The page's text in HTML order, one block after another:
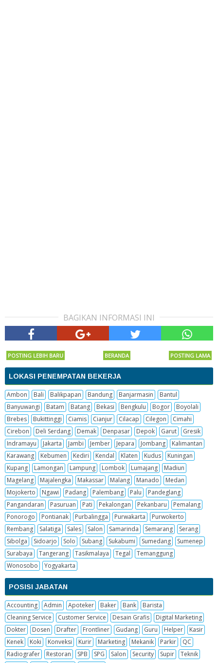
BAGIKAN INFORMASI INI
POSTING LEBIH BARU POSTING LAMA
BERANDA
LOKASI PENEMPATAN BEKERJA
Ambon Bali Balikpapan Bandung Banjarmasin
Bantul
Banyuwangi
Batam Batang Bekasi Bengkulu Bogor
Boyolali
Brebes
Bukittinggi Ciamis Cianjur Cilacap Cilegon
Cimahi
Cirebon
Deli Serdang Demak Denpasar Depok Garut
Gresik
Indramayu
Jakarta Jambi Jember Jepara Jombang
Kalimantan
Karawang
Kebumen Kediri Kendal Klaten Kudus
Kuningan
Kupang
Lamongan Lampung Lombok Lumajang
Madiun
Magelang
Majalengka Makassar Malang Manado
Medan
Mojokerto
Ngawi Padang Palembang Palu
Pandeglang
Pangandaran
Pasuruan Pati Pekalongan Pekanbaru
Pemalang
Ponorogo
Pontianak Purbalingga Purwakarta
Purwokerto
Rembang
Salatiga Sales Salon Samarinda Semarang
Serang
Sibolga
Sidoarjo Solo Subang Sukabumi Sumedang
Sumenep
Surabaya
Tangerang Tasikmalaya Tegal
Temanggung
Wonosobo
Yogyakarta
POSISI JABATAN
Accounting Admin Apoteker Baker Bank
Barista
Cleaning Service
Customer Service Desain Grafis
Digital Marketing
Dokter
Dosen Drafter Frontliner Gudang Guru Helper
Kasir
Kenek
Koki Konveksi Kurir Marketing Mekanik Parkir
QC
Radiografer
Restoran SPB SPG Salon Security Supir
Teknik